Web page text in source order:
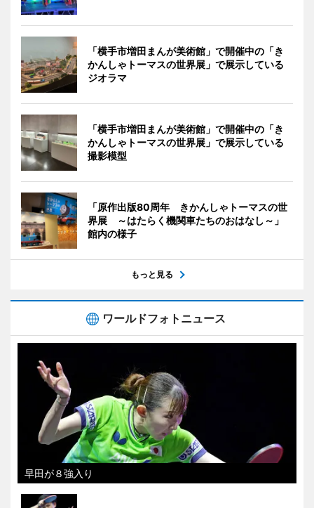
「横手市増田まんが美術館」で開催中の「き
かんしゃトーマスの世界展」で展示している
ジオラマ
「横手市増田まんが美術館」で開催中の「き
かんしゃトーマスの世界展」で展示している
撮影模型
「原作出版80周年 きかんしゃトーマスの世
界展 ～はたらく機関車たちのおはなし～」
館内の様子
もっと見る
ワールドフォトニュース
早田が８強入り